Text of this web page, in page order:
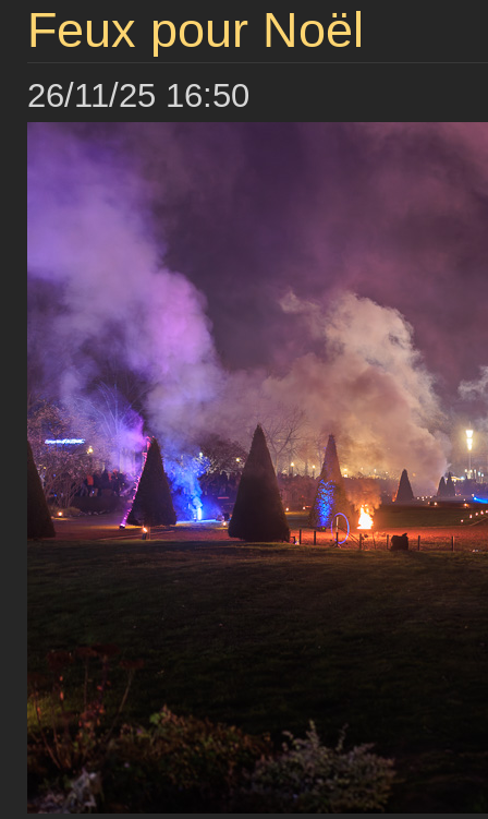
Feux pour Noël
26/11/25 16:50